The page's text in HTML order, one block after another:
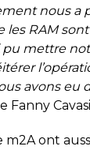
nous a
RAM
pu mettre
avons eu
Fanny
m2A ont